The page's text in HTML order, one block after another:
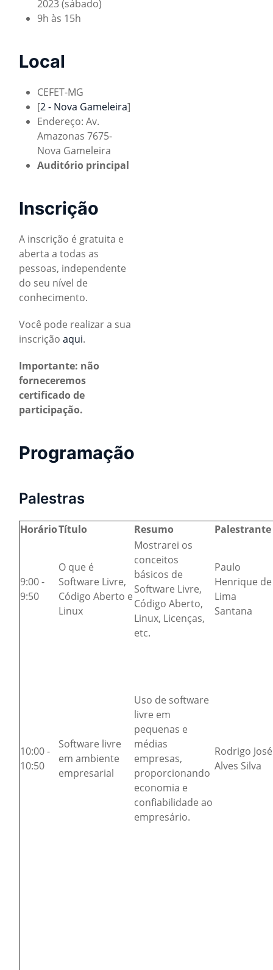
2023 (sábado)
9h às 15h
Local
CEFET-MG
[2 - Nova Gameleira]
Endereço: Av.
Amazonas 7675-
Nova Gameleira
Auditório principal
Inscrição
A inscrição é gratuita e
aberta a todas as
pessoas, independente
do seu nível de
conhecimento.
Você pode realizar a sua
inscrição aqui.
Importante: não
forneceremos
certificado de
participação.
Programação
Palestras
HorárioTítulo Resumo Palestrante
9:00 -
9:50
O que é
Software Livre,
Código Aberto e
Linux
Mostrarei os
conceitos
básicos de
Software Livre,
Código Aberto,
Linux, Licenças,
etc.
Paulo
Henrique de
Lima
Santana
10:00 -
10:50
Software livre
em ambiente
empresarial
Uso de software
livre em
pequenas e
médias
empresas,
proporcionando
economia e
confiabilidade ao
empresário.
Rodrigo José
Alves Silva